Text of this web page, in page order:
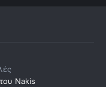
Nakis